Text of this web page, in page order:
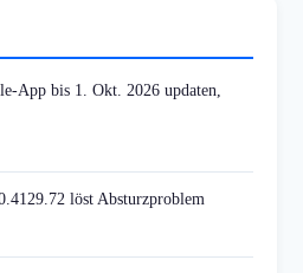
App bis 1. Okt. 2026 updaten,
löst Absturzproblem